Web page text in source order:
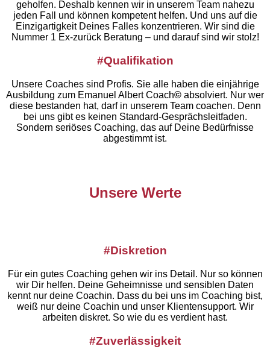
geholfen. Deshalb kennen wir in unserem Team nahezu
jeden Fall und können kompetent helfen. Und uns auf die
Einzigartigkeit Deines Falles konzentrieren. Wir sind die
Nummer 1 Ex-zurück Beratung – und darauf sind wir stolz!
#Qualifikation
Unsere Coaches sind Profis. Sie alle haben die einjährige
Ausbildung zum Emanuel Albert Coach© absolviert. Nur wer
diese bestanden hat, darf in unserem Team coachen. Denn
bei uns gibt es keinen Standard-Gesprächsleitfaden.
Sondern seriöses Coaching, das auf Deine Bedürfnisse
abgestimmt ist.
Unsere Werte
#Diskretion
Für ein gutes Coaching gehen wir ins Detail. Nur so können
wir Dir helfen. Deine Geheimnisse und sensiblen Daten
kennt nur deine Coachin. Dass du bei uns im Coaching bist,
weiß nur deine Coachin und unser Klientensupport. Wir
arbeiten diskret. So wie du es verdient hast.
#Zuverlässigkeit